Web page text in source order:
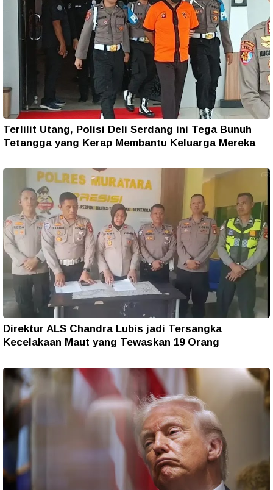
Terlilit Utang, Polisi Deli Serdang ini Tega Bunuh
Tetangga yang Kerap Membantu Keluarga Mereka
Direktur ALS Chandra Lubis jadi Tersangka
Kecelakaan Maut yang Tewaskan 19 Orang